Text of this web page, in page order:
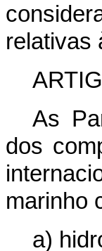
relativas
As
dos
marinho
a)